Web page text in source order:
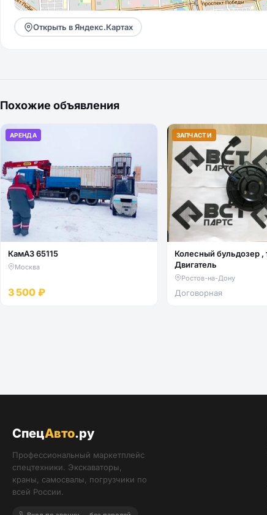
Открыть в Яндекс.Картах
Похожие объявления
АРЕНДА
КамАЗ 65115
Москва
3 500 ₽
ЗАПЧАСТИ
Колесный бульдозер , тип -
Двигатель
Ростов-на-Дону
Договорная
СпецАвто.ру
Профессиональный маркетплейс
спецтехники. Экскаваторы,
краны, самосвалы, погрузчики по
всей России.